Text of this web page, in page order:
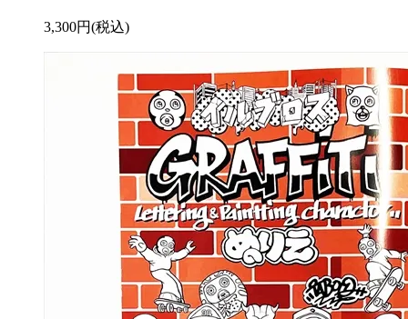
3,300円(税込)